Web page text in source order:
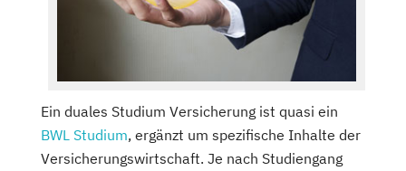
Ein duales Studium Versicherung ist quasi ein
BWL Studium, ergänzt um spezifische Inhalte der
Versicherungswirtschaft. Je nach Studiengang